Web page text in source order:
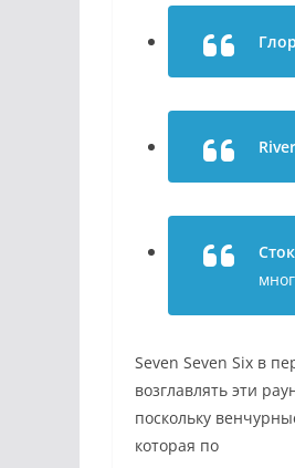
Сток
Seven Seven Six в
возглавлять эти
поскольку
которая по